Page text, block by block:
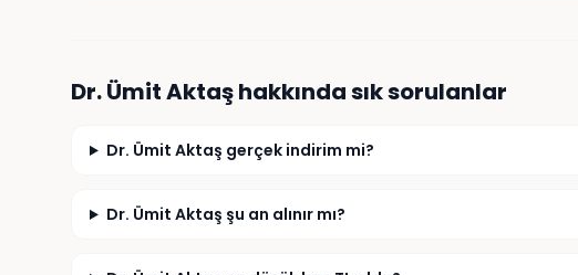
Dr. Ümit Aktaşhakkında sık sorulanlar
Dr. Ümit Aktaş gerçek indirim mi?
Dr. Ümit Aktaş şu an alınır mı?